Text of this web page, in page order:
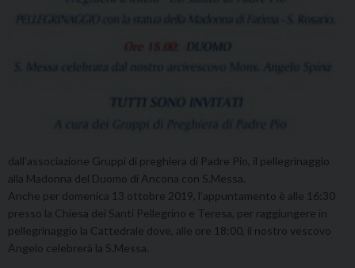
dall’associazione Gruppi di preghiera di Padre Pio, il pellegrinaggio
alla Madonna del Duomo di Ancona con S.Messa.
Anche per domenica 13 ottobre 2019, l’appuntamento è alle 16:30
presso la Chiesa dei Santi Pellegrino e Teresa, per raggiungere in
pellegrinaggio la Cattedrale dove, alle ore 18:00, il nostro vescovo
Angelo celebrerà la S.Messa.